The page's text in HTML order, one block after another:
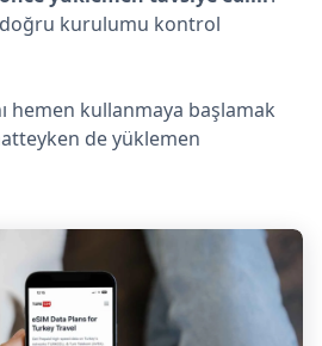
kurulumu kontrol
hemen kullanmaya başlamak
de yüklemen